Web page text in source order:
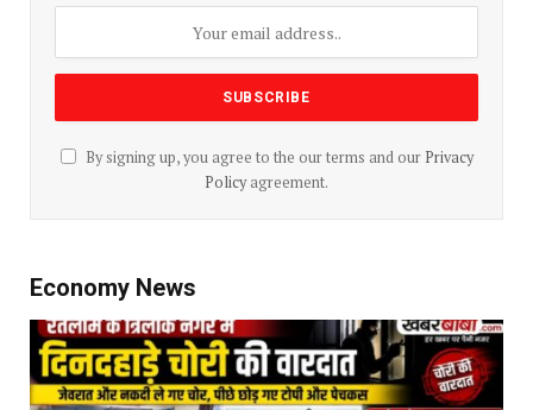
By signing up, you agree to the our terms and our Privacy
Policyagreement.
Economy News